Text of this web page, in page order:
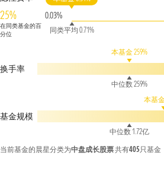
25%
在同类基金的百
分位
0.03%
同类平均 0.71%
换手率
本基金 259%
中位数 259%
基金规模
本基
中位数 1.72亿
当前基金的晨星分类为中盘成长股票共有405只基金